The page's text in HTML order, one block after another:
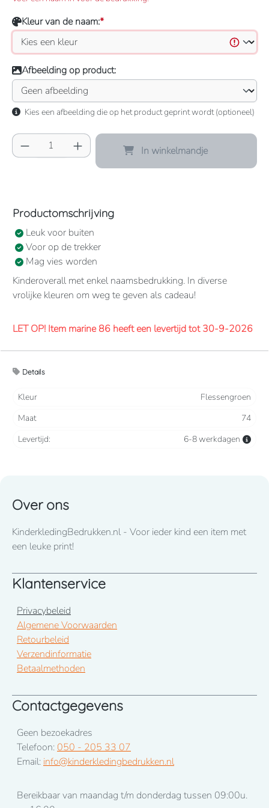
Kleur van de naam:*
Afbeelding op product:
Kies een afbeelding die op het product geprint wordt (optioneel)
Producthoeveelheid: Voer de gewenste
In winkelmandje
Productomschrijving
Leuk voor buiten
Voor op de trekker
Mag vies worden
Kinderoverall met enkel naamsbedrukking. In diverse
vrolijke kleuren om weg te geven als cadeau!
LET OP! Item marine 86 heeft een levertijd tot 30-9-2026
Verdekte 2-weg ritssluiting en elastiek in rug/taille.
2 borstzakken met klep, 2 zijzakken, 2 intasten, achterzak
Levertijd mits voorradig bij de fabrikant
ons op te nemen! 050-2053307
Details
Kleur
Flessengroen
Maat
74
Levertijd:
6-8 werkdagen
Over ons
KinderkledingBedrukken.nl - Voor ieder kind een item met
een leuke print!
Klantenservice
Privacybeleid
Algemene Voorwaarden
Retourbeleid
Verzendinformatie
Betaalmethoden
Contactgegevens
Geen bezoekadres
Telefoon: 050 - 205 33 07
Email: info@kinderkledingbedrukken.nl
Bereikbaar van maandag t/m donderdag tussen 09:00u.